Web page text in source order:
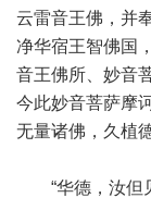
云雷音王佛，并
净华宿王智佛国
音王佛所、妙音
今此妙音菩萨摩
无量诸佛，久植
“华德，汝但见